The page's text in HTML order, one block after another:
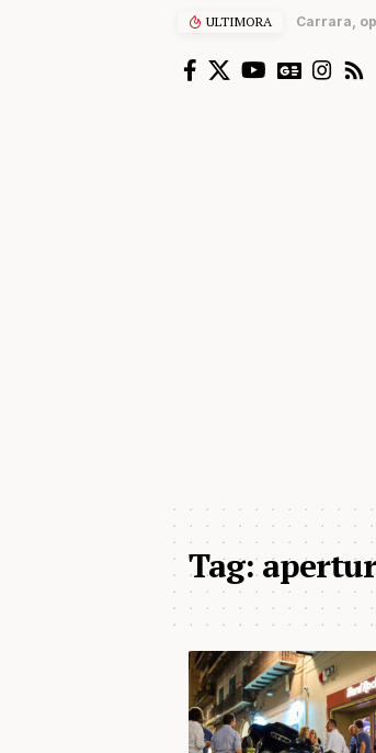
ULTIMORA Carrara,
Tag: